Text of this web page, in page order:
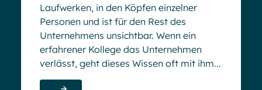
Laufwerken, in den Köpfen einzelner
Personen und ist für den Rest des
Unternehmens unsichtbar. Wenn ein
erfahrener Kollege das Unternehmen
verlässt, geht dieses Wissen oft mit ihm...